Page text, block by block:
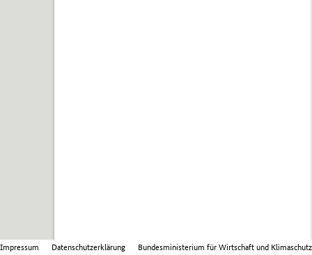
Impressum Datenschutzerklärung Bundesministerium für Wirtschaft und Klimaschutz